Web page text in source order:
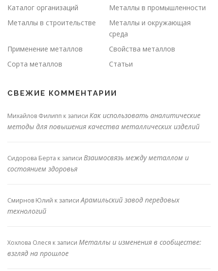
Каталог организаций
Металлы в промышленности
Металлы в строительстве
Металлы и окружающая
среда
Применение металлов
Свойства металлов
Сорта металлов
Статьи
СВЕЖИЕ КОММЕНТАРИИ
Михайлов Филипп к записи Как использовать аналитические
методы для повышения качества металлических изделий
Сидорова Берта к записи Взаимосвязь между металлом и
состоянием здоровья
Смирнов Юлий к записиАрамильский завод передовых
технологий
Хохлова Олеся к записи Металлы и изменения в сообществе:
взгляд на прошлое